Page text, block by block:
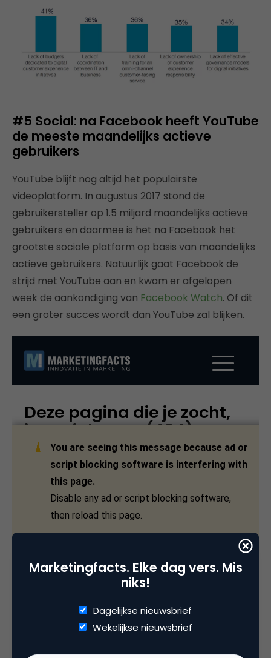
#5 Social: na Facebook heeft YouTube
de meeste maandelijks actieve
gebruikers
YouTube blijft nog altijd het populairste
videoplatform. In augustus 2017 stond de
gebruikersteller op 1.5 miljard maandelijks actieve
gebruikers en daarmee is het na Facebook het
grootste sociale platform op basis van maandelijks
actieve gebruikers. Natuurlijk gaat Facebook de
strijd met YouTube aan en kwam er afgelopen
week de aankondiging van Facebook Watch. Of dit
een groter succes wordt dan YouTube zal blijken.
#6 Tech: de meest waardevolle
Wie bij Facebook werkt, mag vragen om een
loonsverhoging. Netto verdient Facebook 188.000
Marketingfacts. Elke dag vers. Mis
niks!
Dagelijkse nieuwsbrief
Wekelijkse nieuwsbrief